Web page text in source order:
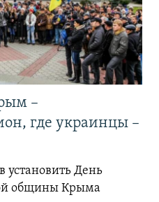
–
где украинцы –
установить День
общины Крыма